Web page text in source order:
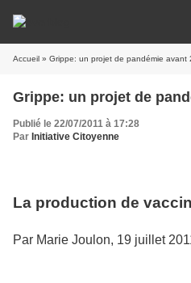
Accueil » Grippe: un projet de pandémie avant
Grippe: un projet de
Publié le 22/07/2011 à 17:28
Par Initiative Citoyenne
La production de
Par Marie Joulon, 19 juillet